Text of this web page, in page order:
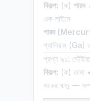
বিকল্প: (ক) পারদ
এক লাইনে
পারদ
গ্যালিয়াম (Ga)
প্রশ্ন ৯১:
বিকল্প: (ক) তামা
সংকর ধাতু —